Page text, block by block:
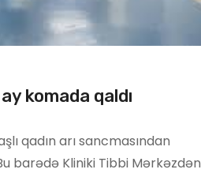
komada qaldı
qadın arı sancmasından
barədə Kliniki Tibbi Mərkəzdən